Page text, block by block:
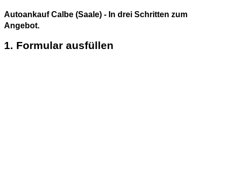
Autoankauf Calbe (Saale) - In drei Schritten zum
Angebot.
1. Formular ausfüllen